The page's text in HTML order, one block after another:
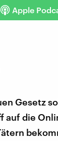
Apple
Gesetz
auf die